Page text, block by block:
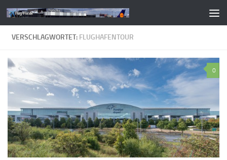
Zum Inhalt springen
VERSCHLAGWORTET: FLUGHAFENTOUR
0